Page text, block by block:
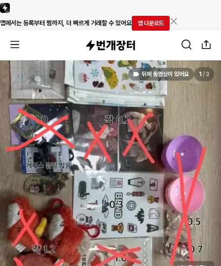
앱에서는 등록부터 찜까지, 더 빠르게 거래할 수 있어요 앱 다운로드
뒤에 동영상이 있어요 1 /3